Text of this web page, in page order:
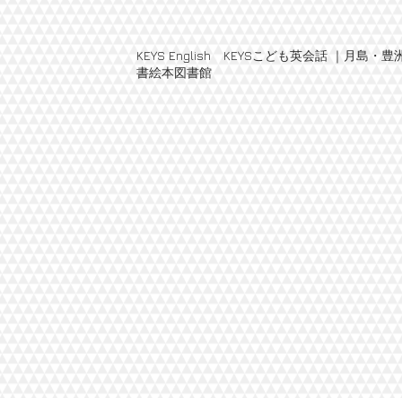
KEYS English KEYSこども英会話 ｜月島・
書絵本図書館